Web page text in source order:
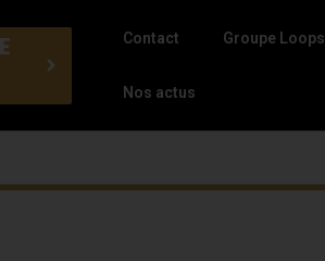
Contact Groupe Loops
Nos actus